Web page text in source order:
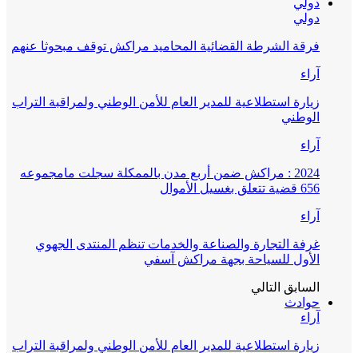
دولي
دولي
فرقة الشرطة القضائية المحاميد مراكش توقف مبحوثا عنهم
آراء
زيارة استطلاعية للمدير العام للأمن الوطني ولمراقبة التراب
الوطني
آراء
2024 : مراكش ضمن أربع مدن بالممكلة سجلت مامجموعه
656 قضية تتعلق بغسيل الأموال
آراء
غرفة التجارة والصناعة والخدمات تنظم المنتدى الجهوي
الأول للسياحة بجهة مراكش آسفي
السابق التالي
حوادث
آراء
زيارة استطلاعية للمدير العام للأمن الوطني ولمراقبة التراب